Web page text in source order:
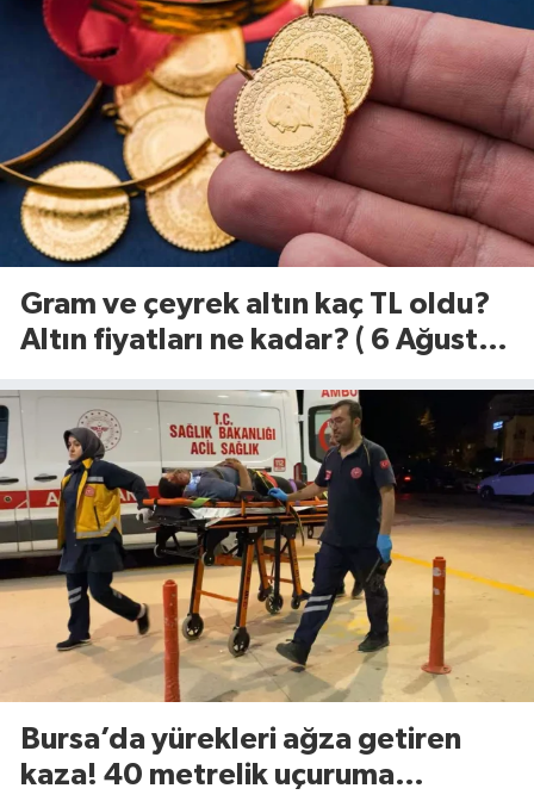
Gram ve çeyrek altın kaç TL oldu?
Altın fiyatları ne kadar? ( 6 Ağustos
Bursa’da yürekleri ağza getiren
kaza! 40 metrelik uçuruma